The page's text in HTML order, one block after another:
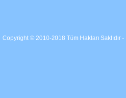
Copyright © 2010-2018 Tüm Hakları Saklıdır -